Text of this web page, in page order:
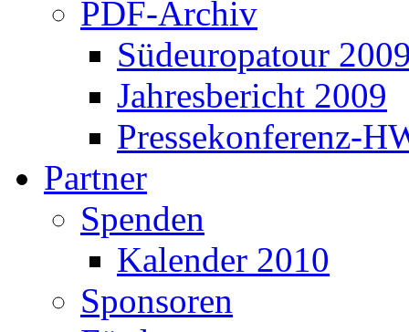
PDF-Archiv
Südeuropatour
Jahresbericht 2009
Pressekonferenz-
Partner
Spenden
Kalender 2010
Sponsoren